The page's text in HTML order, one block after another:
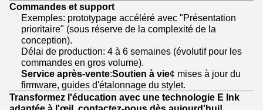
Commandes et support
Exemples: prototypage accéléré avec "Présentation
prioritaire" (sous réserve de la complexité de la
conception).
Délai de production: 4 à 6 semaines (évolutif pour les
commandes en gros volume).
Service après-vente:Soutien à vie¢ mises à jour du
firmware, guides d'étalonnage du stylet.
Transformez l'éducation avec une technologie E Ink